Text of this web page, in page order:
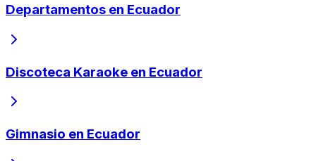
Departamentos en Ecuador
Discoteca Karaoke en Ecuador
Gimnasio en Ecuador